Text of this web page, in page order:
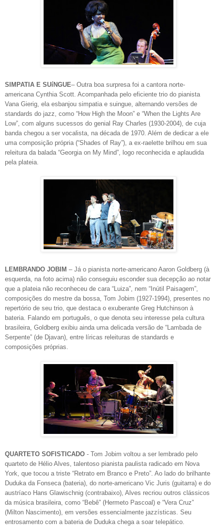
SIMPATIA E SUíNGUE– Outra boa surpresa foi a cantora norte-
americana Cynthia Scott. Acompanhada pelo eficiente trio do pianista
Vana Gierig, ela esbanjou simpatia e suingue, alternando versões de
standards do jazz, como “How High the Moon” e “When the Lights Are
Low”, com alguns sucessos do genial Ray Charles (1930-2004), de cuja
banda chegou a ser vocalista, na década de 1970. Além de dedicar a ele
uma composição própria (“Shades of Ray”), a ex-raelette brilhou em sua
releitura da balada “Georgia on My Mind”, logo reconhecida e aplaudida
pela plateia.
LEMBRANDO JOBIM – Já o pianista norte-americano Aaron Goldberg (à
esquerda, na foto acima) não conseguiu esconder sua decepção ao notar
que a plateia não reconheceu de cara “Luiza”, nem “Inútil Paisagem”,
composições do mestre da bossa, Tom Jobim (1927-1994), presentes no
repertório de seu trio, que destaca o exuberante Greg Hutchinson à
bateria. Falando em português, o que denota seu interesse pela cultura
brasileira, Goldberg exibiu ainda uma delicada versão de “Lambada de
Serpente” (de Djavan), entre líricas releituras de standards e
composições próprias.
QUARTETO SOFISTICADO - Tom Jobim voltou a ser lembrado pelo
quarteto de Hélio Alves, talentoso pianista paulista radicado em Nova
York, que tocou a triste “Retrato em Branco e Preto”. Ao lado do brilhante
Duduka da Fonseca (bateria), do norte-americano Vic Juris (guitarra) e do
austríaco Hans Glawischnig (contrabaixo), Alves recriou outros clássicos
da música brasileira, como “Bebê” (Hermeto Pascoal) e “Vera Cruz”
(Milton Nascimento), em versões essencialmente jazzísticas. Seu
entrosamento com a bateria de Duduka chega a soar telepático.